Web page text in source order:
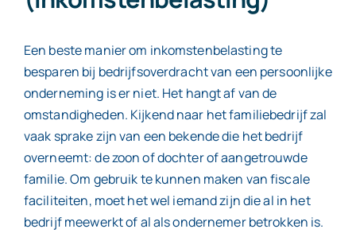
Een beste manier om inkomstenbelasting te
besparen bij bedrijfsoverdracht van een persoonlijke
onderneming is er niet. Het hangt af van de
omstandigheden. Kijkend naar het familiebedrijf zal
vaak sprake zijn van een bekende die het bedrijf
overneemt: de zoon of dochter of aangetrouwde
familie. Om gebruik te kunnen maken van fiscale
faciliteiten, moet het wel iemand zijn die al in het
bedrijf meewerkt of al als ondernemer betrokken is.